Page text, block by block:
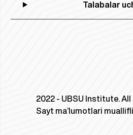
Talabalar
2022 - UBSU Institute.
Sayt ma’lumotlari